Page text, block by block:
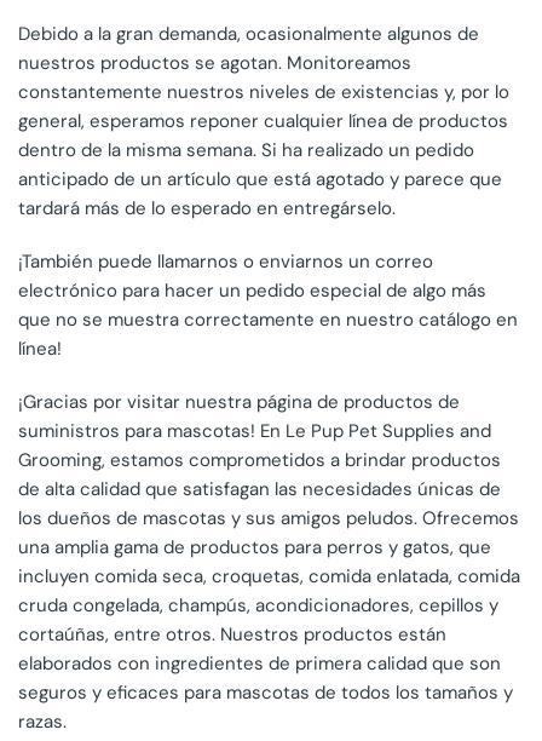
Debido a la gran demanda, ocasionalmente algunos de
nuestros productos se agotan. Monitoreamos
constantemente nuestros niveles de existencias y, por lo
general, esperamos reponer cualquier línea de productos
dentro de la misma semana. Si ha realizado un pedido
anticipado de un artículo que está agotado y parece que
tardará más de lo esperado en entregárselo.
¡También puede llamarnos o enviarnos un correo
electrónico para hacer un pedido especial de algo más
que no se muestra correctamente en nuestro catálogo en
línea!
¡Gracias por visitar nuestra página de productos de
suministros para mascotas! En Le Pup Pet Supplies and
Grooming, estamos comprometidos a brindar productos
de alta calidad que satisfagan las necesidades únicas de
los dueños de mascotas y sus amigos peludos. Ofrecemos
una amplia gama de productos para perros y gatos, que
incluyen comida seca, croquetas, comida enlatada, comida
cruda congelada, champús, acondicionadores, cepillos y
cortaúñas, entre otros. Nuestros productos están
elaborados con ingredientes de primera calidad que son
seguros y eficaces para mascotas de todos los tamaños y
razas.